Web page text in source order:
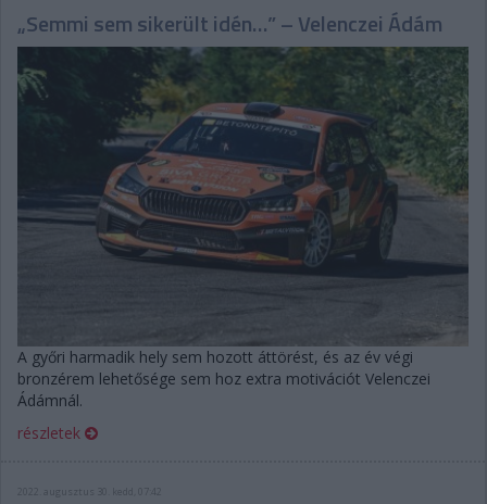
„Semmi sem sikerült idén…” – Velenczei Ádám
A győri harmadik hely sem hozott áttörést, és az év végi
bronzérem lehetősége sem hoz extra motivációt Velenczei
Ádámnál.
részletek
2022. augusztus 30. kedd, 07:42